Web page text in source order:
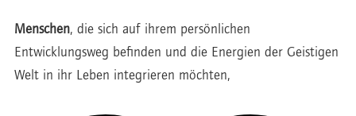
Menschen, die sich auf ihrem persönlichen
Entwicklungsweg befinden und die Energien der Geistigen
Welt in ihr Leben integrieren möchten,